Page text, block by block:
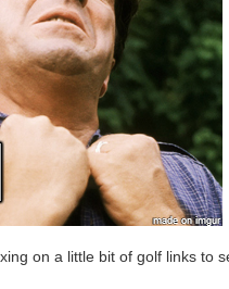
on a little bit of golf links to